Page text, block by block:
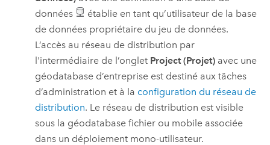
données
établie en tant qu’utilisateur de la base
de données propriétaire du jeu de données.
L’accès au réseau de distribution par
l'intermédiaire de l’onglet Project (Projet) avec une
géodatabase d’entreprise est destiné aux tâches
d’administration et à la configuration du réseau de
distribution. Le réseau de distribution est visible
sous la géodatabase fichier ou mobile associée
dans un déploiement mono-utilisateur.